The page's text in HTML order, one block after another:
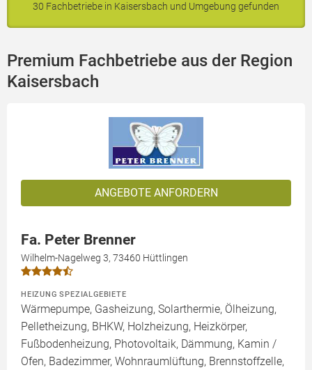
30 Fachbetriebe in Kaisersbach und Umgebung gefunden
Premium Fachbetriebe aus der Region
Kaisersbach
ANGEBOTE ANFORDERN
Fa. Peter Brenner
Wilhelm-Nagelweg 3, 73460 Hüttlingen
HEIZUNG SPEZIALGEBIETE
Wärmepumpe, Gasheizung, Solarthermie, Ölheizung,
Pelletheizung, BHKW, Holzheizung, Heizkörper,
Fußbodenheizung, Photovoltaik, Dämmung, Kamin /
Ofen, Badezimmer, Wohnraumlüftung, Brennstoffzelle,